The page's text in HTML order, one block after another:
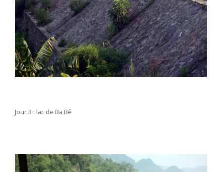
Jour 3 : lac de Ba Bê